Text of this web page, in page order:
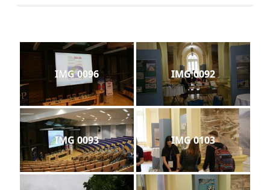
IMG 0096 IMG 0092
IMG 0093 IMG 0103